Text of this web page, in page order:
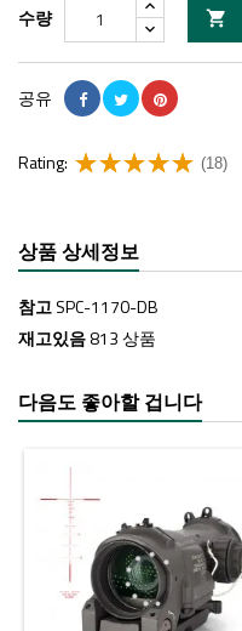
수량 
공유
Rating: (18)
상품 상세정보
참고SPC-1170-DB
재고있음813 상품
다음도 좋아할 겁니다